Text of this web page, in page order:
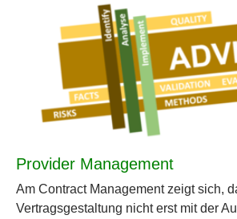
Provider Management
Am Contract Management zeigt sich,
Vertragsgestaltung nicht erst mit der